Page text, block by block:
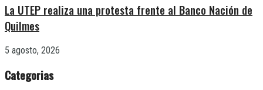
La UTEP realiza una protesta frente al Banco Nación de
Quilmes
5 agosto, 2026
Categorias